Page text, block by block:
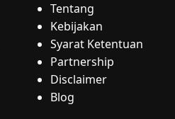
Tentang
Kebijakan
Syarat Ketentuan
Partnership
Disclaimer
Blog